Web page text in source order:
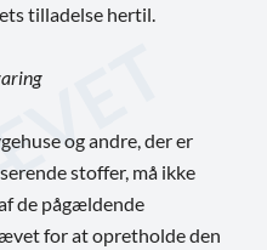
tilladelse hertil.
og andre, der er
stoffer, må ikke
de pågældende
for at opretholde den